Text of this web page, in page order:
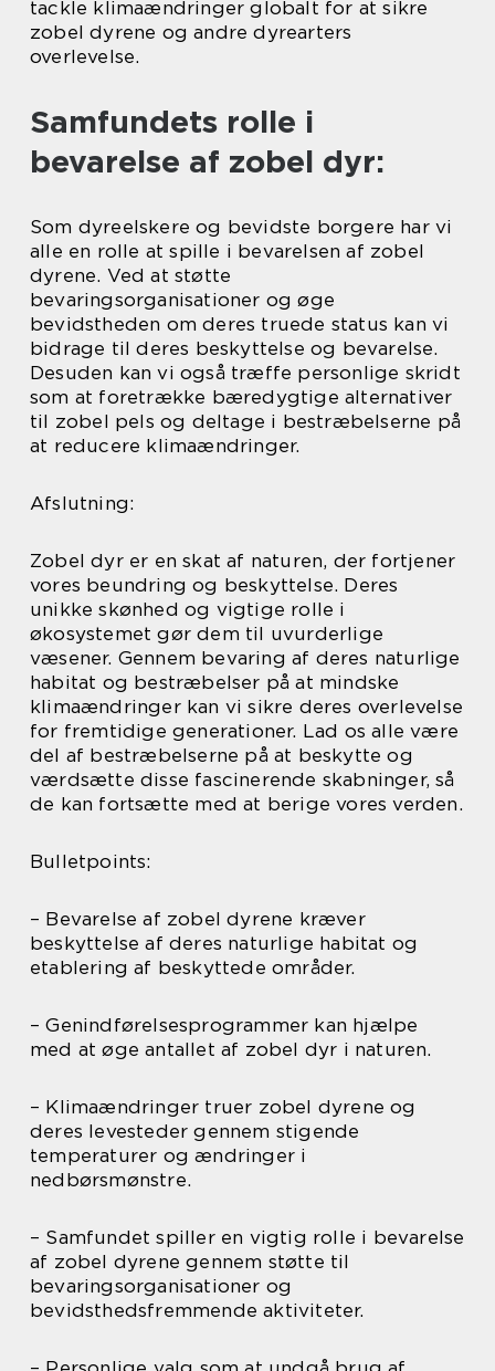
tackle klimaændringer globalt for at sikre
zobel dyrene og andre dyrearters
overlevelse.
Samfundets rolle i
bevarelse af zobel dyr:
Som dyreelskere og bevidste borgere har vi
alle en rolle at spille i bevarelsen af zobel
dyrene. Ved at støtte
bevaringsorganisationer og øge
bevidstheden om deres truede status kan vi
bidrage til deres beskyttelse og bevarelse.
Desuden kan vi også træffe personlige skridt
som at foretrække bæredygtige alternativer
til zobel pels og deltage i bestræbelserne på
at reducere klimaændringer.
Afslutning:
Zobel dyr er en skat af naturen, der fortjener
vores beundring og beskyttelse. Deres
unikke skønhed og vigtige rolle i
økosystemet gør dem til uvurderlige
væsener. Gennem bevaring af deres naturlige
habitat og bestræbelser på at mindske
klimaændringer kan vi sikre deres overlevelse
for fremtidige generationer. Lad os alle være
del af bestræbelserne på at beskytte og
værdsætte disse fascinerende skabninger, så
de kan fortsætte med at berige vores verden.
Bulletpoints:
– Bevarelse af zobel dyrene kræver
beskyttelse af deres naturlige habitat og
etablering af beskyttede områder.
– Genindførelsesprogrammer kan hjælpe
med at øge antallet af zobel dyr i naturen.
– Klimaændringer truer zobel dyrene og
deres levesteder gennem stigende
temperaturer og ændringer i
nedbørsmønstre.
– Samfundet spiller en vigtig rolle i bevarelse
af zobel dyrene gennem støtte til
bevaringsorganisationer og
bevidsthedsfremmende aktiviteter.